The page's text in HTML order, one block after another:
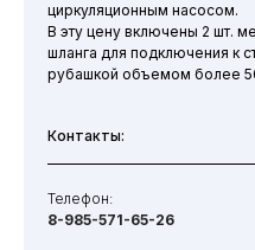
циркуляционным насосом.
В эту цену включены 2 шт.
шланга для подключения к
рубашкой объемом более
Контакты:
Телефон:
8-985-571-65-26